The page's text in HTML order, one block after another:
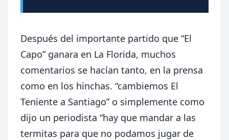
Después del importante partido que “El
Capo” ganara en La Florida, muchos
comentarios se hacían tanto, en la prensa
como en los hinchas. “cambiemos El
Teniente a Santiago” o simplemente como
dijo un periodista “hay que mandar a las
termitas para que no podamos jugar de